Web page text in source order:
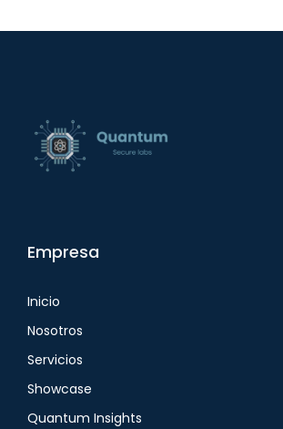
Empresa
Inicio
Nosotros
Servicios
Showcase
Quantum Insights